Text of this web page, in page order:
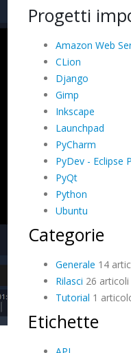
Progetti
Amazon Web
CLion
Django
Gimp
Inkscape
Launchpad
PyCharm
PyDev - Eclipse
PyQt
Python
Ubuntu
Categorie
Generale 14
Rilasci 26 articoli
Tutorial 1
Etichette